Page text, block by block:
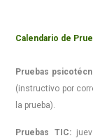
Calendario de
Pruebas
(instructivo por
la prueba).
Pruebas TIC: